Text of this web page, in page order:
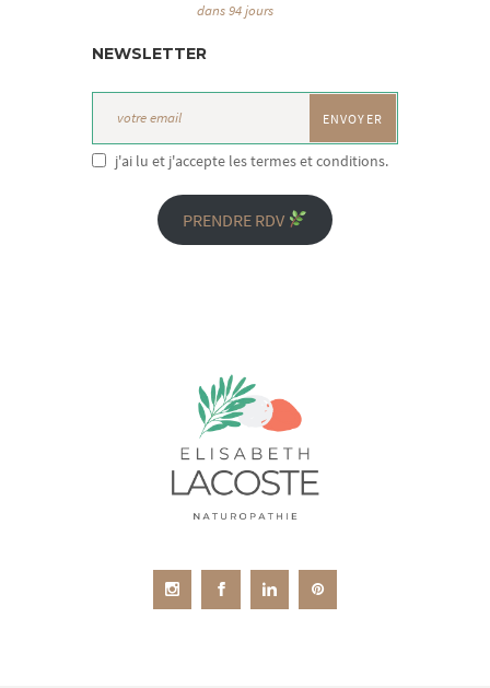
dans 94 jours
NEWSLETTER
j'ai lu et j'accepte les termes et conditions.
PRENDRE RDV